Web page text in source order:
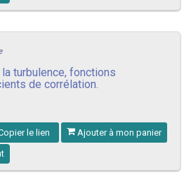
turbulence, fonctions
de corrélation.
le lien Ajouter à mon panier